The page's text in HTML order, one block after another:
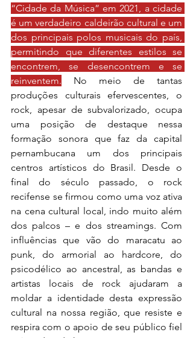
“Cidade da Música” em 2021, a cidade
é um verdadeiro caldeirão cultural e um
dos principais polos musicais do país,
permitindo que diferentes estilos se
encontrem, se desencontrem e se
reinventem. No meio de tantas
produções culturais efervescentes, o
rock, apesar de subvalorizado, ocupa
uma posição de destaque nessa
formação sonora que faz da capital
pernambucana um dos principais
centros artísticos do Brasil. Desde o
final do século passado, o rock
recifense se firmou como uma voz ativa
na cena cultural local, indo muito além
dos palcos – e dos streamings. Com
influências que vão do maracatu ao
punk, do armorial ao hardcore, do
psicodélico ao ancestral, as bandas e
artistas locais de rock ajudaram a
moldar a identidade desta expressão
cultural na nossa região, que resiste e
respira com o apoio de seu público fiel